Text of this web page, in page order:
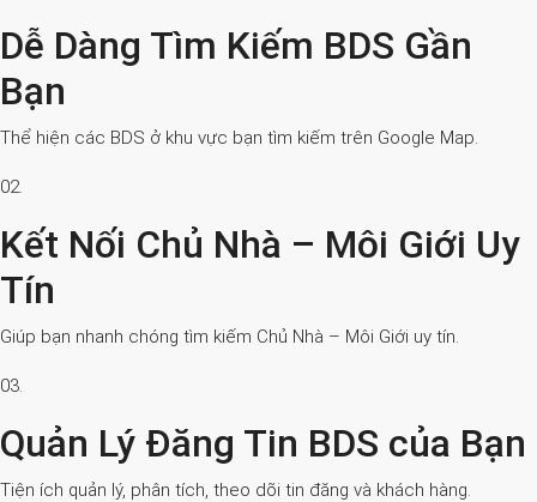
Dễ Dàng Tìm Kiếm BDS Gần
Bạn
Thể hiện các BDS ở khu vực bạn tìm kiếm trên Google Map.
02.
Kết Nối Chủ Nhà – Môi Giới Uy
Tín
Giúp bạn nhanh chóng tìm kiếm Chủ Nhà – Môi Giới uy tín.
03.
Quản Lý Đăng Tin BDS của Bạn
Tiện ích quản lý, phân tích, theo dõi tin đăng và khách hàng.